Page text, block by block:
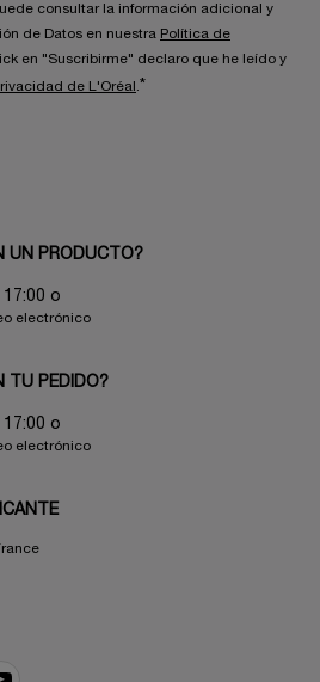
consultar la información adicional y
de Datos en nuestra Política de
en "Suscribirme" declaro que he leído y
de L'Oréal *
UN PRODUCTO?
o
electrónico
TU PEDIDO?
o
electrónico